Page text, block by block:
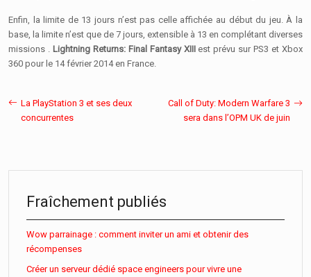
Enfin, la limite de 13 jours n’est pas celle affichée au début du jeu. À la
base, la limite n’est que de 7 jours, extensible à 13 en complétant diverses
missions . Lightning Returns: Final Fantasy XIIIest prévu sur PS3 et Xbox
360 pour le 14 février 2014 en France.
La PlayStation 3 et ses deux
concurrentes
Call of Duty: Modern Warfare 3
sera dans l’OPM UK de juin
Fraîchement publiés
Wow parrainage : comment inviter un ami et obtenir des
récompenses
Créer un serveur dédié space engineers pour vivre une